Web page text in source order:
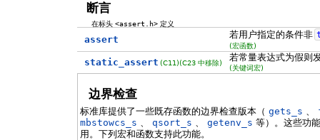
断言
在标头<assert.h> 定义
assert 若用户指定的条件非
(宏函数)
static_assert (C11)(C23 中移除) 若常量表达式为假则
(关键词宏)
边界检查
标准库提供了一些既存函数的边界检查版本（ gets_s
mbstowcs_s
qsort_s getenv_s 等）。这些功
用。下列宏和函数支持此功能。